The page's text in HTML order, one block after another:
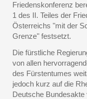
Friedenskonferenz
1 des II. Teiles der
Österreichs "mit der
Grenze" festsetzt.
Die fürstliche
von allen
des Fürstentumes
jedoch kurz auf die
Deutsche